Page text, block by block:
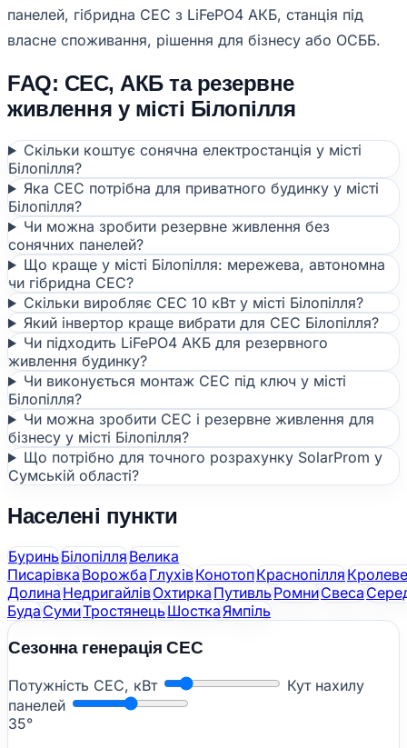
панелей, гібридна СЕС з LiFePO4 АКБ, станція під
власне споживання, рішення для бізнесу або ОСББ.
FAQ: СЕС, АКБ та резервне
живлення у місті Білопілля
Скільки коштує сонячна електростанція у місті
Білопілля?
Яка СЕС потрібна для приватного будинку у місті
Білопілля?
Чи можна зробити резервне живлення без
сонячних панелей?
Що краще у місті Білопілля: мережева, автономна
чи гібридна СЕС?
Скільки виробляє СЕС 10 кВт у місті Білопілля?
Який інвертор краще вибрати для СЕС Білопілля?
Чи підходить LiFePO4 АКБ для резервного
живлення будинку?
Чи виконується монтаж СЕС під ключ у місті
Білопілля?
Чи можна зробити СЕС і резервне живлення для
бізнесу у місті Білопілля?
Що потрібно для точного розрахунку SolarProm у
Сумській області?
Населені пункти
БуриньБілопілляВелика
ПисарівкаВорожбаГлухівКонотопКраснопілля
ДолинаНедригайлівОхтиркаПутивльРомниСвеса
БудаСумиТростянецьШосткаЯмпіль
Сезонна генерація СЕС
Потужність СЕС, кВт
Кут нахилу
панелей
35°